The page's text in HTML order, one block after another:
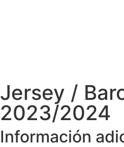
Jersey /
2023/2024
Información